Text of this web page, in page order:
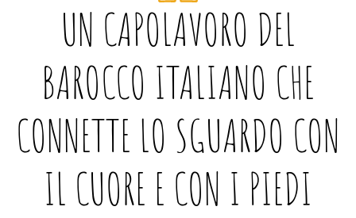
UN CAPOLAVORO DEL
BAROCCO ITALIANO CHE
CONNETTE LO SGUARDO CON
IL CUORE E CON I PIEDI